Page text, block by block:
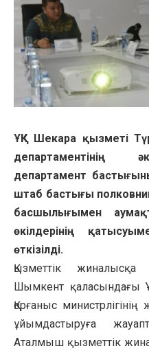
ҰҚК Шекара қызметі
департаментінің
департамент
штаб бастығы
басшылығымен
өкілдерінің
өткізілді.
​Қызметтік
Шымкент қаласындағы
Қорғаныс
ұйымдастыруға
Аталмыш қызметтік